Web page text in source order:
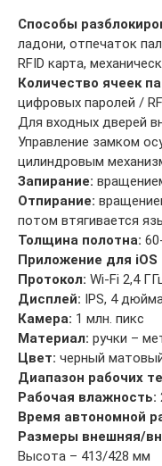
Способы
ладони, отпечаток
RFID карта,
Количество ячеек
цифровых паролей /
Для входных дверей
Управление замком
цилиндровым
Запирание:
Отпирание:
потом втягивается
Толщина полотна:
Приложение для iOS
Протокол: Wi-Fi 2,4
Дисплей: IPS, 4
Камера: 1 млн. пикс
Материал: ручки –
Цвет: черный
Диапазон рабочих
Рабочая влажность:
Время автономной
Размеры внешняя/
Высота – 413/428 мм